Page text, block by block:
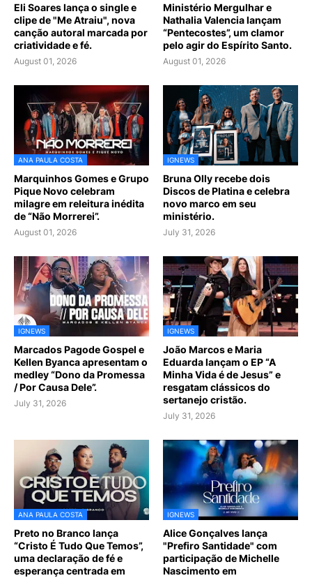
Eli Soares lança o single e
clipe de "Me Atraiu", nova
canção autoral marcada por
criatividade e fé.
August 01, 2026
Ministério Mergulhar e
Nathalia Valencia lançam
“Pentecostes”, um clamor
pelo agir do Espírito Santo.
August 01, 2026
ANA PAULA COSTA
Marquinhos Gomes e Grupo
Pique Novo celebram
milagre em releitura inédita
de “Não Morrerei”.
August 01, 2026
IGNEWS
Bruna Olly recebe dois
Discos de Platina e celebra
novo marco em seu
ministério.
July 31, 2026
IGNEWS
Marcados Pagode Gospel e
Kellen Byanca apresentam o
medley “Dono da Promessa
/ Por Causa Dele”.
July 31, 2026
IGNEWS
João Marcos e Maria
Eduarda lançam o EP “A
Minha Vida é de Jesus” e
resgatam clássicos do
sertanejo cristão.
July 31, 2026
ANA PAULA COSTA
Preto no Branco lança
“Cristo É Tudo Que Temos”,
uma declaração de fé e
esperança centrada em
IGNEWS
Alice Gonçalves lança
"Prefiro Santidade" com
participação de Michelle
Nascimento em